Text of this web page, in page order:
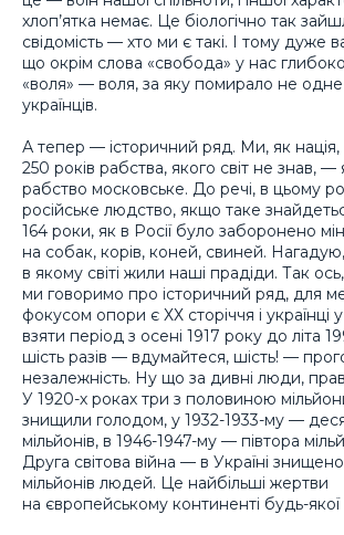
хлоп’ятка немає. Це біологічно так
свідомість — хто ми є такі. І тому дуже
що окрім слова «свобода» у нас
«воля» — воля, за яку помирало не одне
українців.
А тепер — історичний ряд. Ми, як
250 років рабства, якого світ не знав, —
рабство московське. До речі, в цьому
російське людство, якщо таке
164 роки, як в Росії було заборонено
на собак, корів, коней, свиней.
в якому світі жили наші прадіди. Так
ми говоримо про історичний ряд, для
фокусом опори є ХХ сторіччя і українці
взяти період з осені 1917 року до літа
шість разів — вдумайтеся, шість! —
незалежність. Ну що за дивні люди,
У 1920-х роках три з половиною
знищили голодом, у 1932-1933-му —
мільйонів, в 1946-1947-му — півтора
Друга світова війна — в Україні
мільйонів людей. Це найбільші жертви
на європейському континенті будь-якої